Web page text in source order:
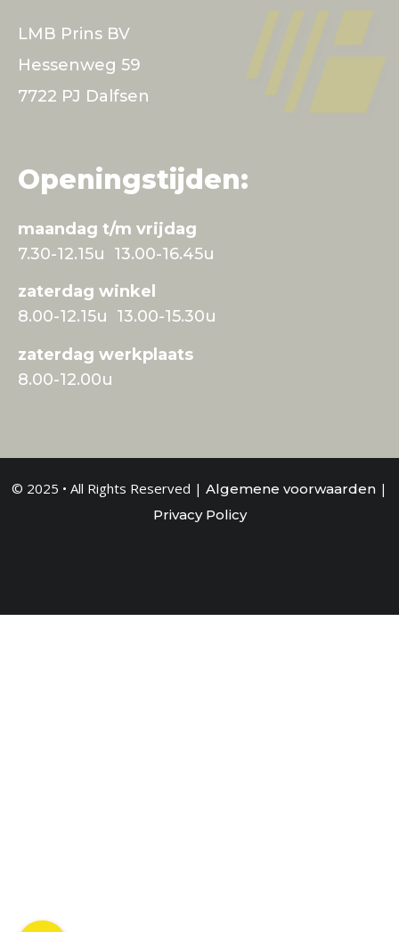
LMB Prins BV
Hessenweg 59
7722 PJ Dalfsen
Openingstijden:
maandag t/m vrijdag
7.30-12.15u 13.00-16.45u
zaterdag winkel
8.00-12.15u 13.00-15.30u
zaterdag werkplaats
8.00-12.00u
© 2025 • All Rights Reserved | Algemene voorwaarden |
Privacy Policy